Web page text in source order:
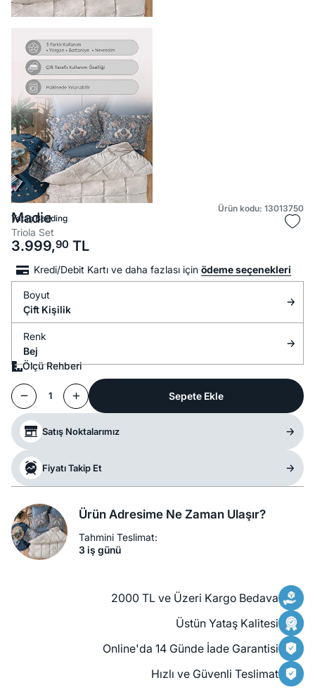
Ürün kodu: 13013750
Yataş Bedding
Madie
Triola Set
3.999,90 TL
Kredi/Debit Kartı ve daha fazlası için ödeme seçenekleri
Boyut
Çift Kişilik
Renk
Bej
Ölçü Rehberi
1 Sepete Ekle
Satış Noktalarımız
Fiyatı Takip Et
Ürün Adresime Ne Zaman Ulaşır?
Tahmini Teslimat:
3 iş günü
2000 TL ve Üzeri Kargo Bedava
Üstün Yataş Kalitesi
Online'da 14 Günde İade Garantisi
Hızlı ve Güvenli Teslimat